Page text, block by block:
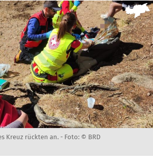
Kreuz rückten an. - Foto: © BRD